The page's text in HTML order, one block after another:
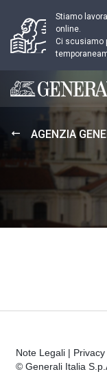
Stiamo
online.
Ci scusiamo
Generali logo
AGENZIA
Note Legali | Privacy
© Generali Italia